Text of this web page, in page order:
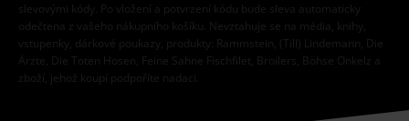
slevovými kódy. Po vložení a potvrzení kódu bude sleva automaticky
odečtena z vašeho nákupního košíku. Nevztahuje se na média, knihy,
vstupenky, dárkové poukazy, produkty: Rammstein, (Till) Lindemann, Die
Ärzte, Die Toten Hosen, Feine Sahne Fischfilet, Broilers, Böhse Onkelz a
zboží, jehož koupí podpoříte nadaci.